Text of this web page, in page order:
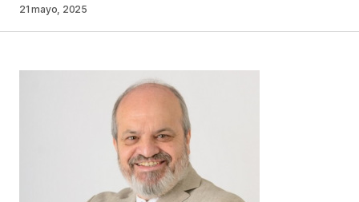
Your Name*
Guarda mi nombre, correo electrónico y web en
este navegador para la próxima vez que
comente.
21 mayo, 2025